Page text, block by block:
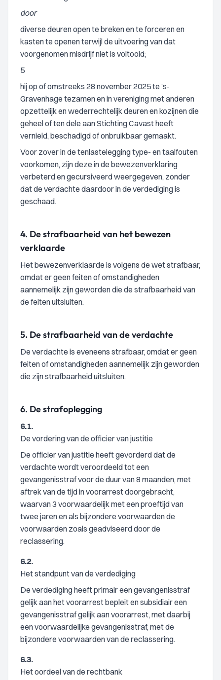
door
diverse deuren open te breken en te forceren en
kasten te openen terwijl de uitvoering van dat
voorgenomen misdrijf niet is voltooid;
5
hij op of omstreeks 28 november 2025 te ’s-
Gravenhage tezamen en in vereniging met anderen
opzettelijk en wederrechtelijk deuren en kozijnen die
geheel of ten dele aan Stichting Cavast heeft
vernield, beschadigd of onbruikbaar gemaakt.
Voor zover in de tenlastelegging type- en taalfouten
voorkomen, zijn deze in de bewezenverklaring
verbeterd en gecursiveerd weergegeven, zonder
dat de verdachte daardoor in de verdediging is
geschaad.
4. De strafbaarheid van het bewezen
verklaarde
Het bewezenverklaarde is volgens de wet strafbaar,
omdat er geen feiten of omstandigheden
aannemelijk zijn geworden die de strafbaarheid van
de feiten uitsluiten.
5. De strafbaarheid van de verdachte
De verdachte is eveneens strafbaar, omdat er geen
feiten of omstandigheden aannemelijk zijn geworden
die zijn strafbaarheid uitsluiten.
6. De strafoplegging
6.1.
De vordering van de officier van justitie
De officier van justitie heeft gevorderd dat de
verdachte wordt veroordeeld tot een
gevangenisstraf voor de duur van 8 maanden, met
aftrek van de tijd in voorarrest doorgebracht,
waarvan 3 voorwaardelijk met een proeftijd van
twee jaren en als bijzondere voorwaarden de
voorwaarden zoals geadviseerd door de
reclassering.
6.2.
Het standpunt van de verdediging
De verdediging heeft primair een gevangenisstraf
gelijk aan het voorarrest bepleit en subsidiair een
gevangenisstraf gelijk aan voorarrest, met daarbij
een voorwaardelijke gevangenisstraf, met de
bijzondere voorwaarden van de reclassering.
6.3.
Het oordeel van de rechtbank